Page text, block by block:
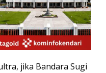
jika Bandara Sugi